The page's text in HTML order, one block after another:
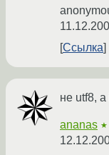
Ссылка
не utf8,
ananas